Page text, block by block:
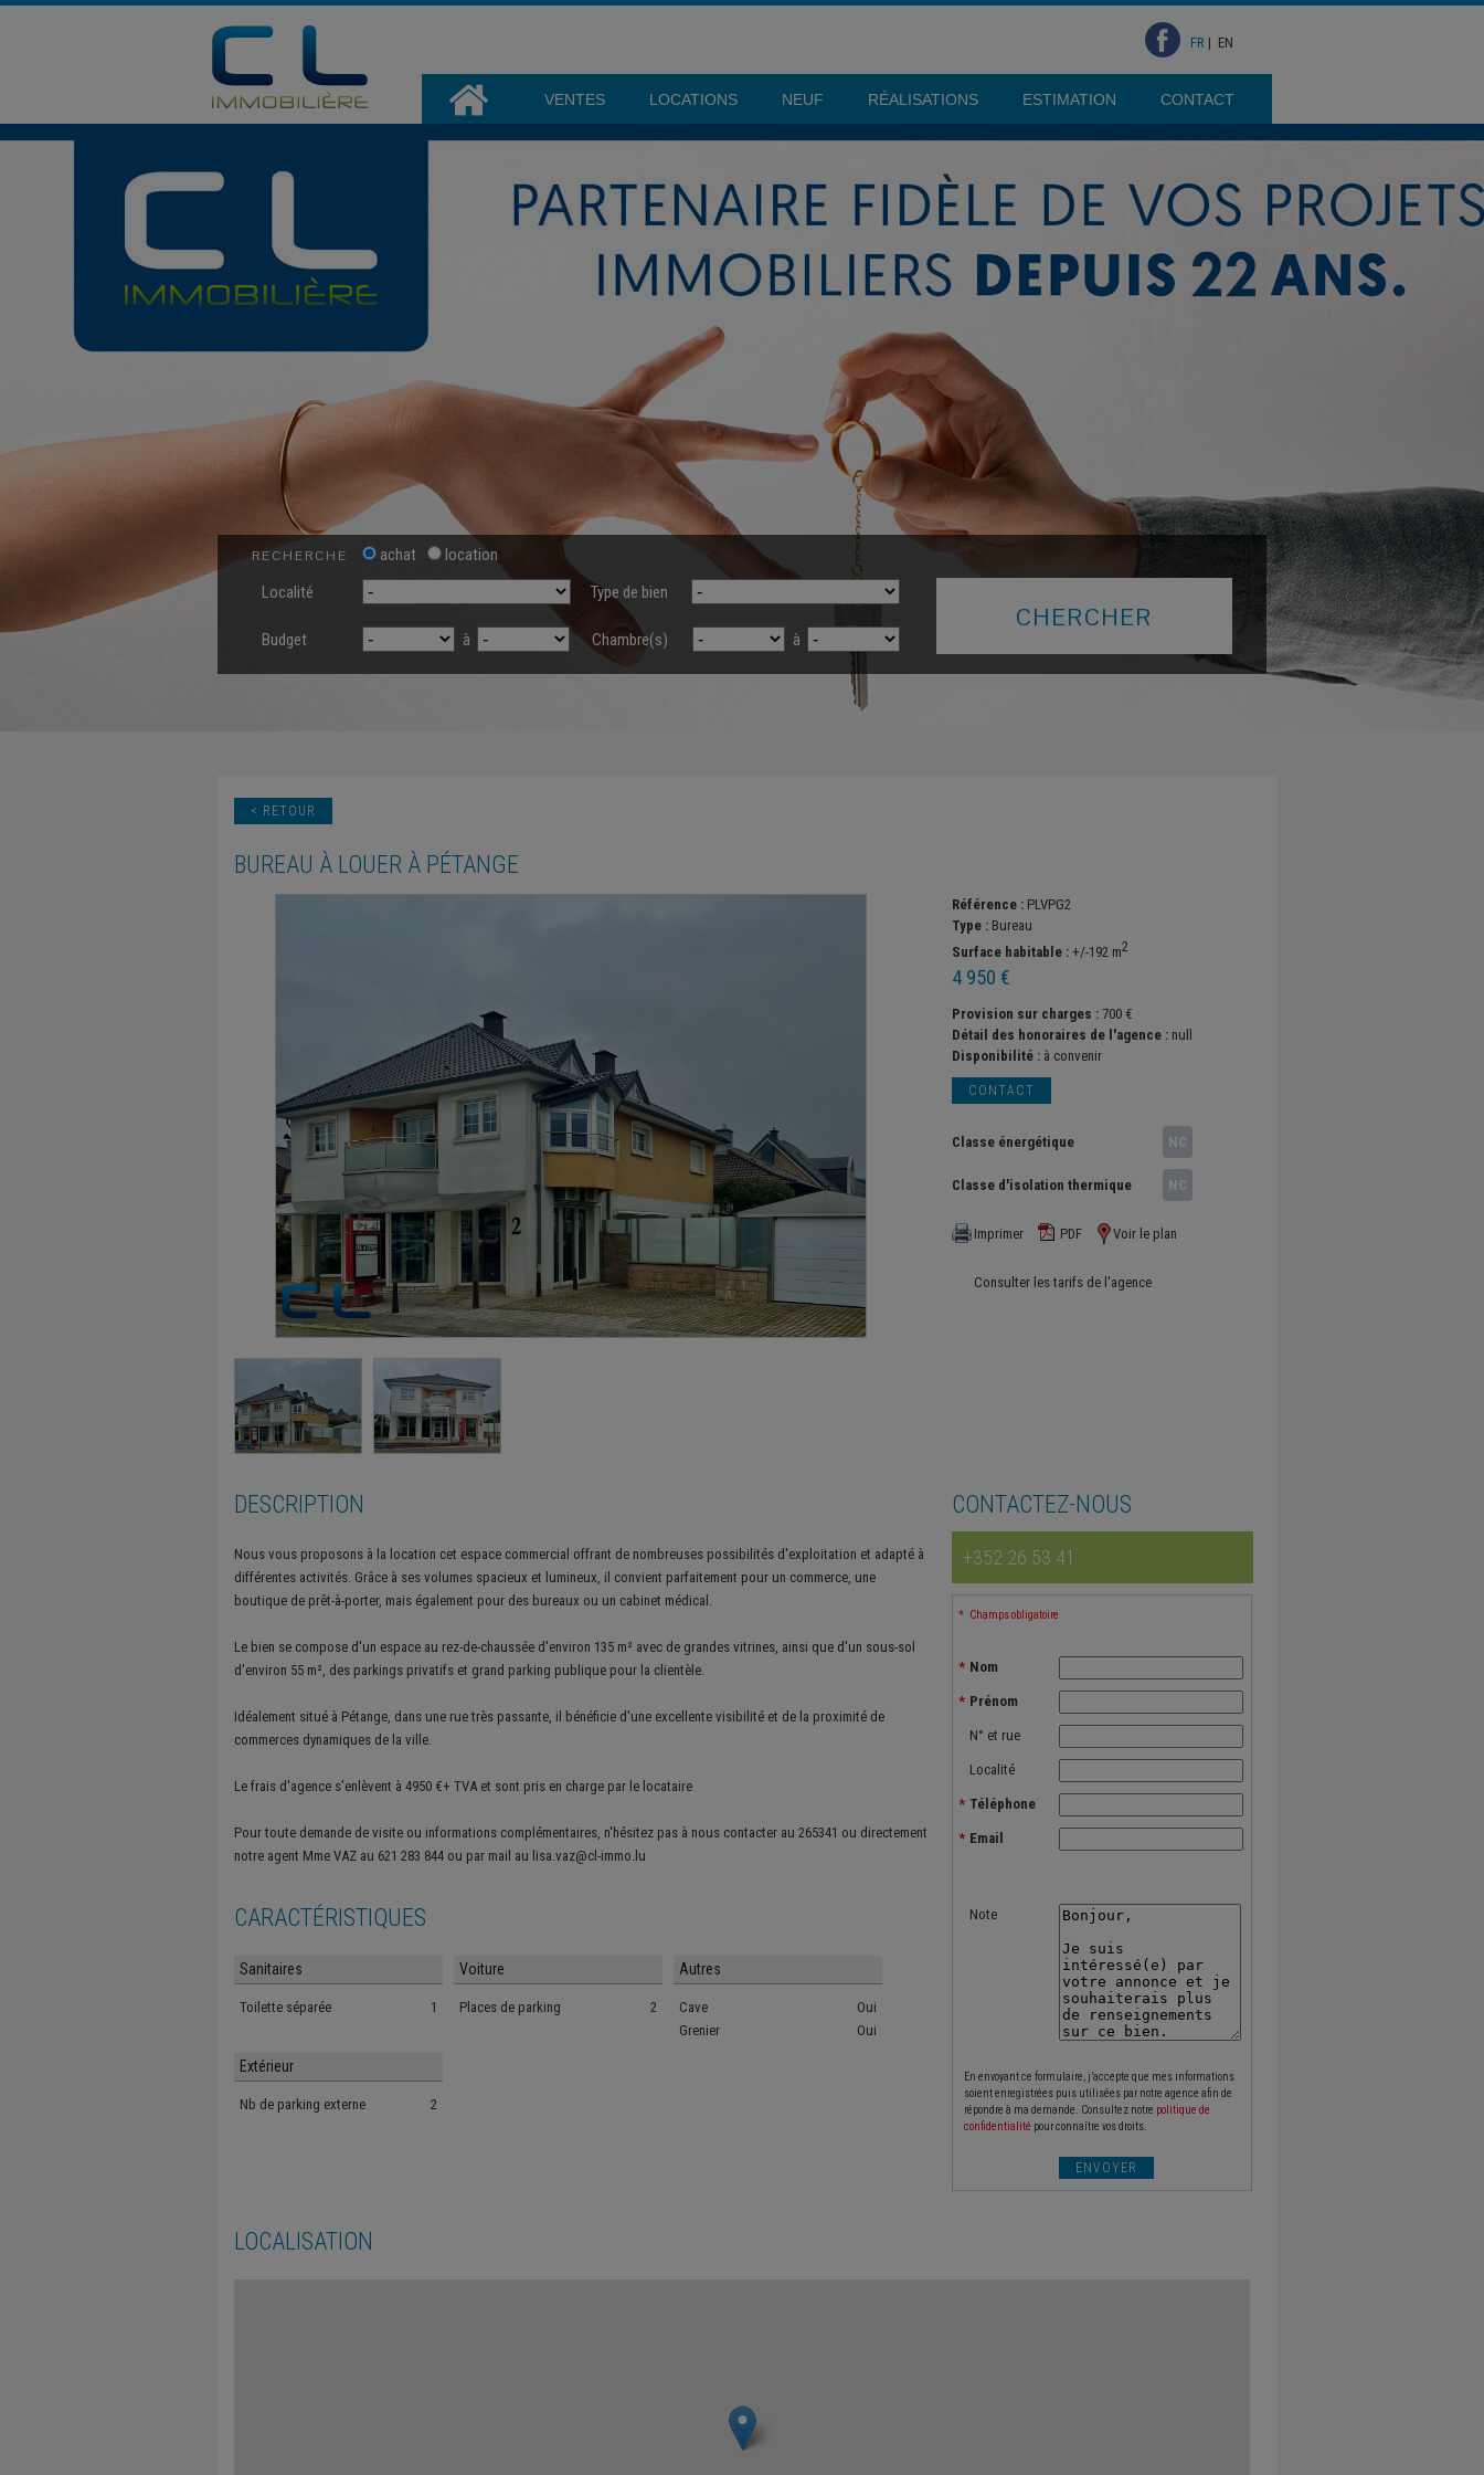
FR | EN
VENTES LOCATIONS NEUF RÉALISATIONS ESTIMATION CONTACT
RECHERCHE achat
location
Localité
Type de bien
Budget à Chambre(s) à
< RETOUR
BUREAU À LOUER À PÉTANGE
Référence : PLVPG2
Type : Bureau
Surface habitable : +/-192 m2
4 950 €
Provision sur charges : 700 €
Détail des honoraires de l'agence : null
Disponibilité : à convenir
CONTACT
Classe énergétique NC
Classe d'isolation thermique NC
Imprimer PDF Voir le plan
Consulter les tarifs de l'agence
DESCRIPTION
Nous vous proposons à la location cet espace commercial offrant de nombreuses possibilités d'exploitation et adapté à
différentes activités. Grâce à ses volumes spacieux et lumineux, il convient parfaitement pour un commerce, une
boutique de prêt-à-porter, mais également pour des bureaux ou un cabinet médical.
Le bien se compose d'un espace au rez-de-chaussée d'environ 135 m² avec de grandes vitrines, ainsi que d'un sous-sol
d'environ 55 m², des parkings privatifs et grand parking publique pour la clientèle.
Idéalement situé à Pétange, dans une rue très passante, il bénéficie d'une excellente visibilité et de la proximité de
commerces dynamiques de la ville.
Le frais d'agence s'enlèvent à 4950 €+ TVA et sont pris en charge par le locataire
Pour toute demande de visite ou informations complémentaires, n'hésitez pas à nous contacter au 265341 ou directement
notre agent Mme VAZ au 621 283 844 ou par mail au lisa.vaz@cl-immo.lu
CARACTÉRISTIQUES
Sanitaires
Toilette séparée 1
Voiture
Places de parking 2
Autres
Cave
Oui
Grenier
Oui
Extérieur
Nb de parking externe 2
CONTACTEZ-NOUS
+352 26 53 41
Champs obligatoire
Nom
Prénom
N° et rue
Localité
Téléphone
Email
Note
En envoyant ce formulaire, j’accepte que mes informations
soient enregistrées puis utilisées par notre agence afin de
répondre à ma demande. Consultez notre politique de
confidentialité pour connaître vos droits.
LOCALISATION